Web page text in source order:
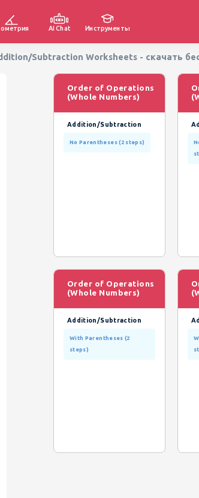
AI Chat Инструменты
Subtraction Worksheets - скачать
Order of Operations
(Whole Numbers)
Addition/Subtraction
No Parentheses (2 steps)
Order of Operations
(Whole Numbers)
Addition/Subtraction
With Parentheses (2
steps)